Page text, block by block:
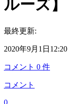
ルーズ】
最終更新:
2020年9月1日12:20
コメント 0 件
コメント
0